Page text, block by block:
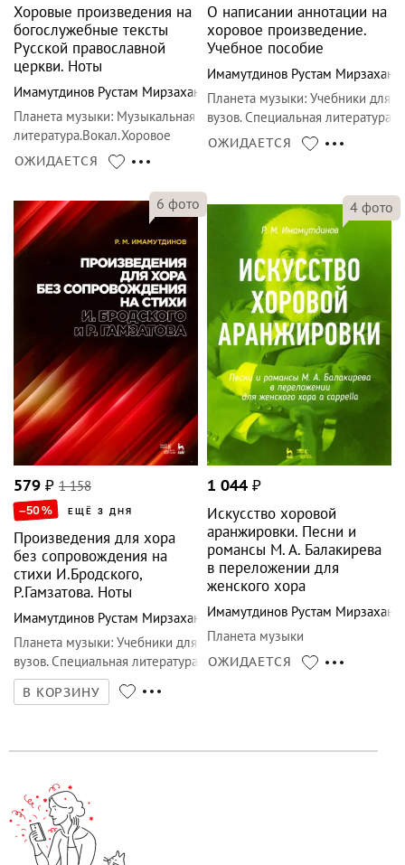
Хоровые произведения на
богослужебные тексты
Русской православной
церкви. Ноты
Имамутдинов Рустам Мирзаханович
Планета музыки: Музыкальная
литература.Вокал.Хоровое
искусство
ОЖИДАЕТСЯ
О написании аннотации на
хоровое произведение.
Учебное пособие
Имамутдинов Рустам
Планета музыки: Учебники для
вузов. Специальная литература
ОЖИДАЕТСЯ
6 фото
579 ₽ 1 158
–50% ЕЩЁ 3 ДНЯ
Произведения для хора
без сопровождения на
стихи И.Бродского,
Р.Гамзатова. Ноты
Имамутдинов Рустам Мирзаханович
Планета музыки: Учебники для
вузов. Специальная литература
В КОРЗИНУ
4 фото
1 044 ₽
Искусство хоровой
аранжировки. Песни и
романсы М. А. Балакирева
в переложении для
женского хора
Имамутдинов Рустам
Планета музыки
ОЖИДАЕТСЯ